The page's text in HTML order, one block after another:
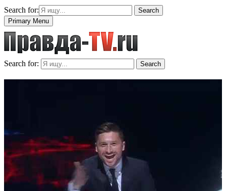
Search for:
Search
Primary Menu
Search for: Search